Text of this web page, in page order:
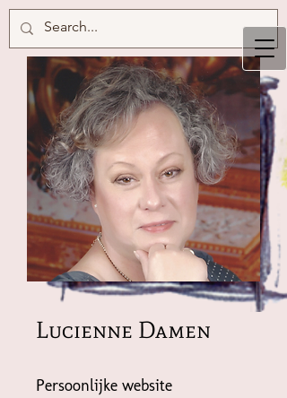
Lucienne Damen
Persoonlijke website